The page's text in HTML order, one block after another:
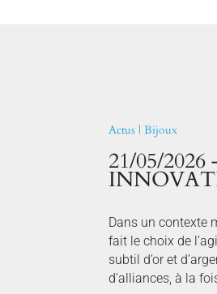
Actus |Bijoux
21/05/
Dans un contexte
fait le choix de
subtil d’or et
d’alliances, à la